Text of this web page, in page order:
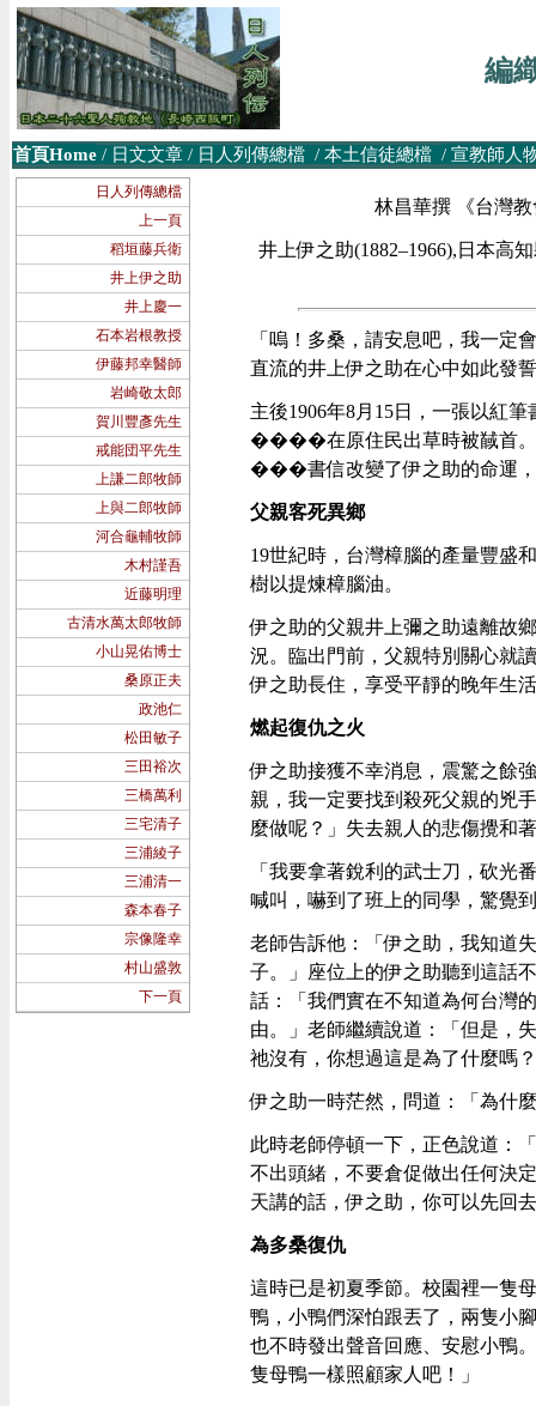
編
首頁Home / 日文文章 / 日人列傳總檔 / 本土信徒總檔 / 宣教師人
日人列傳總檔
上一頁
稻垣藤兵衛
井上伊之助
井上慶一
石本岩根教授
伊藤邦幸醫師
岩崎敬太郎
賀川豐彥先生
戒能団平先生
上謙二郎牧師
上與二郎牧師
河合龜輔牧師
木村謹吾
近藤明理
古清水萬太郎牧師
小山晃佑博士
桑原正夫
政池仁
松田敏子
三田裕次
三橋萬利
三宅清子
三浦綾子
三浦清一
森本春子
宗像隆幸
村山盛敦
下一頁
林昌華撰 《台灣教
井上伊之助(1882–1966),日本高
「嗚！多桑，請安息吧，我一定
直流的井上伊之助在心中如此發
主後1906年8月15日，一張以紅
����在原住民出草時被馘首。
���書信改變了伊之助的命運，
父親客死異鄉
19世紀時，台灣樟腦的產量豐盛
樹以提煉樟腦油。
伊之助的父親井上彌之助遠離故
況。臨出門前，父親特別關心就
伊之助長住，享受平靜的晚年生
燃起復仇之火
伊之助接獲不幸消息，震驚之餘
親，我一定要找到殺死父親的兇
麼做呢？」失去親人的悲傷攪和
「我要拿著銳利的武士刀，砍光
喊叫，嚇到了班上的同學，驚覺
老師告訴他：「伊之助，我知道
子。」座位上的伊之助聽到這話
話：「我們實在不知道為何台灣
由。」老師繼續說道：「但是，
祂沒有，你想過這是為了什麼嗎
伊之助一時茫然，問道：「為什
此時老師停頓一下，正色說道：
不出頭緒，不要倉促做出任何決
天講的話，伊之助，你可以先回
為多桑復仇
這時已是初夏季節。校園裡一隻
鴨，小鴨們深怕跟丟了，兩隻小
也不時發出聲音回應、安慰小鴨
隻母鴨一樣照顧家人吧！」